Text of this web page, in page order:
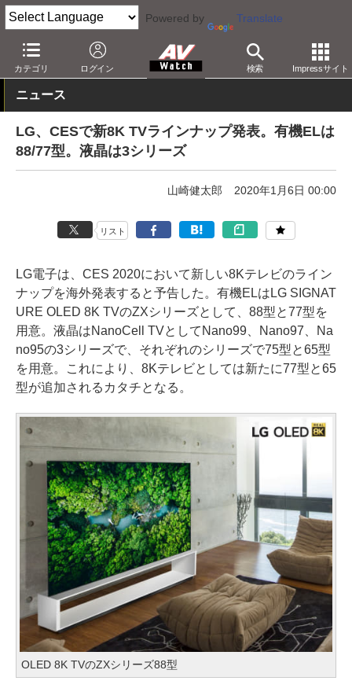
Powered by Translate
カテゴリ ログイン 検索 Impressサイト
AV Watch 製品 テレビ LG
ニュース
LG、CESで新8K TVラインナップ発表。有機ELは
88/77型。液晶は3シリーズ
山崎健太郎 2020年1月6日 00:00
リスト
LG電子は、CES 2020において新しい8Kテレビのライン
ナップを海外発表すると予告した。有機ELはLG SIGNAT
URE OLED 8K TVのZXシリーズとして、88型と77型を
用意。液晶はNanoCell TVとしてNano99、Nano97、Na
no95の3シリーズで、それぞれのシリーズで75型と65型
を用意。これにより、8Kテレビとしては新たに77型と65
型が追加されるカタチとなる。
OLED 8K TVのZXシリーズ88型